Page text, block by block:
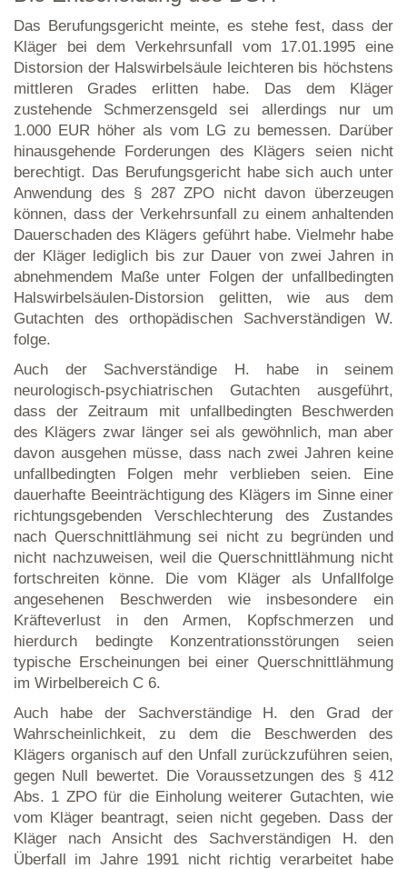
Das Berufungsgericht meinte, es stehe fest, dass der
Kläger bei dem Verkehrsunfall vom 17.01.1995 eine
Distorsion der Halswirbelsäule leichteren bis höchstens
mittleren Grades erlitten habe. Das dem Kläger
zustehende Schmerzensgeld sei allerdings nur um
1.000 EUR höher als vom LG zu bemessen. Darüber
hinausgehende Forderungen des Klägers seien nicht
berechtigt. Das Berufungsgericht habe sich auch unter
Anwendung des § 287 ZPO nicht davon überzeugen
können, dass der Verkehrsunfall zu einem anhaltenden
Dauerschaden des Klägers geführt habe. Vielmehr habe
der Kläger lediglich bis zur Dauer von zwei Jahren in
abnehmendem Maße unter Folgen der unfallbedingten
Halswirbelsäulen-Distorsion gelitten, wie aus dem
Gutachten des orthopädischen Sachverständigen W.
folge.
Auch der Sachverständige H. habe in seinem
neurologisch-psychiatrischen Gutachten ausgeführt,
dass der Zeitraum mit unfallbedingten Beschwerden
des Klägers zwar länger sei als gewöhnlich, man aber
davon ausgehen müsse, dass nach zwei Jahren keine
unfallbedingten Folgen mehr verblieben seien. Eine
dauerhafte Beeinträchtigung des Klägers im Sinne einer
richtungsgebenden Verschlechterung des Zustandes
nach Querschnittlähmung sei nicht zu begründen und
nicht nachzuweisen, weil die Querschnittlähmung nicht
fortschreiten könne. Die vom Kläger als Unfallfolge
angesehenen Beschwerden wie insbesondere ein
Kräfteverlust in den Armen, Kopfschmerzen und
hierdurch bedingte Konzentrationsstörungen seien
typische Erscheinungen bei einer Querschnittlähmung
im Wirbelbereich C 6.
Auch habe der Sachverständige H. den Grad der
Wahrscheinlichkeit, zu dem die Beschwerden des
Klägers organisch auf den Unfall zurückzuführen seien,
gegen Null bewertet. Die Voraussetzungen des § 412
Abs. 1 ZPO für die Einholung weiterer Gutachten, wie
vom Kläger beantragt, seien nicht gegeben. Dass der
Kläger nach Ansicht des Sachverständigen H. den
Überfall im Jahre 1991 nicht richtig verarbeitet habe